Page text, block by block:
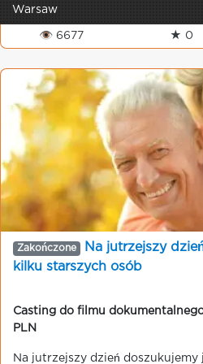
Warsaw
👁 6677 ★ 0
Zakończone
Na jutrzejszy
kilku starszych osób
Casting do filmu
PLN
Na jutrzejszy dzień doszukujemy